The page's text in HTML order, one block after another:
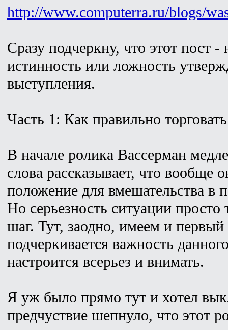
http://www.computerra.ru/blogs/
Сразу подчеркну, что этот пост
истинность или ложность
выступления.
Часть 1: Как правильно
В начале ролика Вассерман
слова рассказывает, что вообще
положение для вмешательства в
Но серьезность ситуации просто
шаг. Тут, заодно, имеем и
подчеркивается важность
настроится всерьез и внимать.
Я уж было прямо тут и хотел
предчуствие шепнуло, что этот